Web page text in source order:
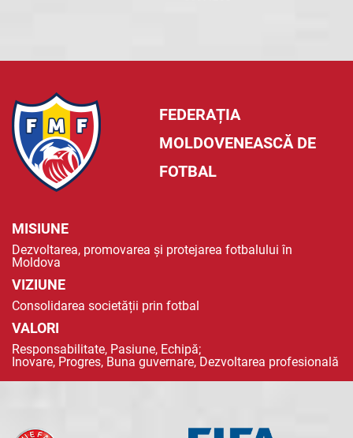
FEDERAȚIA
MOLDOVENEASCĂ DE
FOTBAL
MISIUNE
Dezvoltarea, promovarea și protejarea fotbalului în
Moldova
VIZIUNE
Consolidarea societății prin fotbal
VALORI
Responsabilitate, Pasiune, Echipă;
Inovare, Progres, Buna guvernare, Dezvoltarea profesională